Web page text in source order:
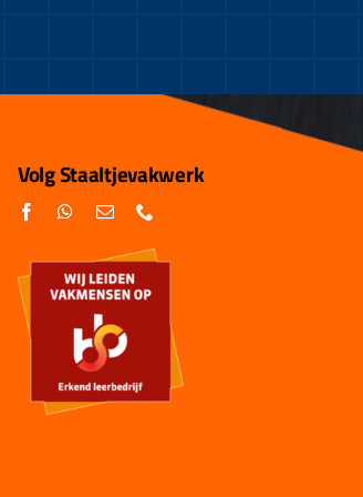
Volg Staaltjevakwerk